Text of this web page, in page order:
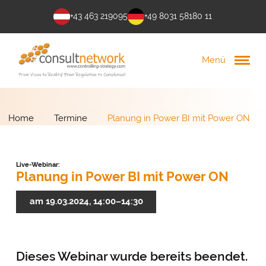
+43 463 219095 +49 8031 58180 11
Menü
Home Termine Planung in Power BI mit Power ON
Live-Webinar:
Planung in Power BI mit Power ON
am 19.03.2024, 14:00–14:30
Dieses Webinar wurde bereits beendet.